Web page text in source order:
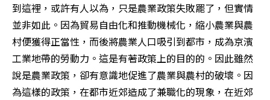
到這裡，或許有人以為，只是農業政策失敗罷了，但實情
並非如此。因為貿易自由化和推動機械化，縮小農業與農
村便獲得正當性，而後將農業人口吸引到都市，成為京濱
工業地帶的勞動力。這是有著政策上的目的的。因此雖然
說是農業政策，卻有意識地促進了農業與農村的破壞。因
為這樣的政策，在都市近郊造成了兼職化的現象，在近郊